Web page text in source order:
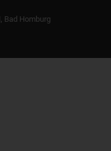
Bad Homburg